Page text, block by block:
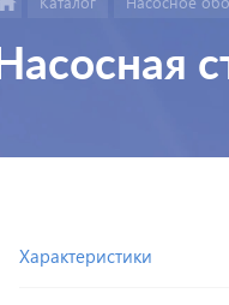
Насосная
Характеристики